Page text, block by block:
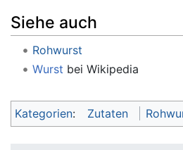
Siehe auch
Rohwurst
Wurst bei Wikipedia
Kategorien: Zutaten